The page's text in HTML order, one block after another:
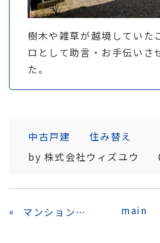
樹木や雑草が越境していた
ロとして助言・お手伝いさ
た。
中古戸建
住み替え
by 株式会社ウィズユウ
« マンション買取（平塚市代官町マンション） main